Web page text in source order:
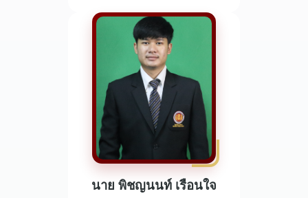
นาย พิชญนนท์ เรือนใจ